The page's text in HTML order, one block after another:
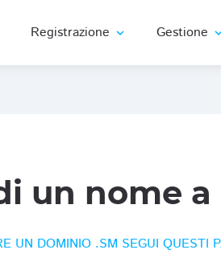
Registrazione expand_more Gestione
un nome
UN DOMINIO .SM SEGUI QUESTI